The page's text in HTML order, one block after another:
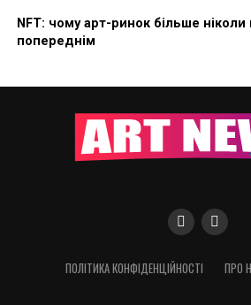
NFT: чому арт-ринок більше ніколи
попереднім
ПОЛІТИКА КОНФІДЕНЦІЙНОСТІ ПРО